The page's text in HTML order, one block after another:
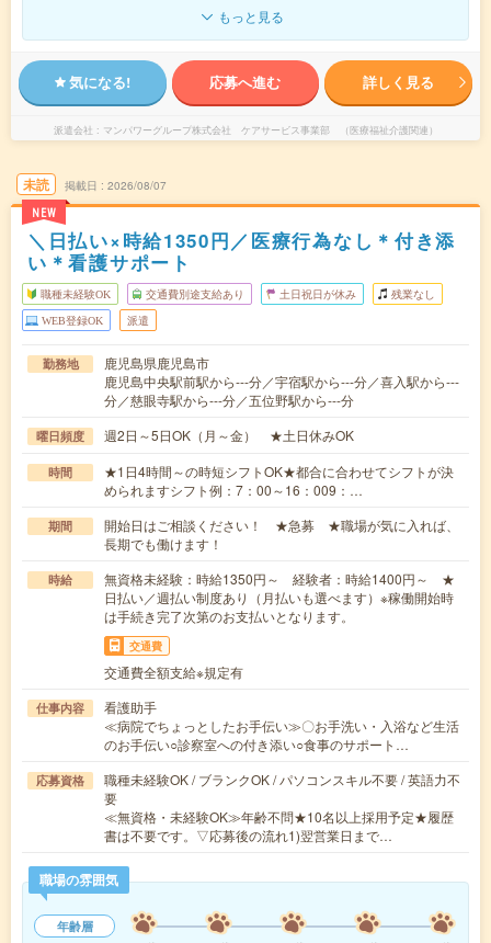
もっと見る
気になる! 応募へ進む 詳しく見る
派遣会社 マンパワーグループ株式会社 ケアサービス事業部 （医療福祉介護関連）
未読
NEW
掲載日 2026/08/07
＼日払い×時給1350円／医療行為なし＊付き添
い＊看護サポート
職種未経験OK 交通費別途支給あり 土日祝日が休み 残業なし
WEB登録OK 派遣
勤務地
鹿児島県鹿児島市
鹿児島中央駅前駅から---分／宇宿駅から---分／喜入駅から---
分／慈眼寺駅から---分／五位野駅から---分
曜日頻度 週2日～5日OK（月～金） ★土日休みOK
時間
★1日4時間～の時短シフトOK★都合に合わせてシフトが決
められますシフト例：7：00～16：009：…
期間
開始日はご相談ください！ ★急募 ★職場が気に入れば、
長期でも働けます！
時給
無資格未経験：時給1350円～ 経験者：時給1400円～ ★
日払い／週払い制度あり（月払いも選べます）※稼働開始時
は手続き完了次第のお支払いとなります。
交通費
交通費全額支給※規定有
仕事内容
看護助手
≪病院でちょっとしたお手伝い≫〇お手洗い・入浴など生活
のお手伝い○診察室への付き添い○食事のサポート…
応募資格
職種未経験OK / ブランクOK / パソコンスキル不要 / 英語力不
要
≪無資格・未経験OK≫年齢不問★10名以上採用予定★履歴
書は不要です。▽応募後の流れ1)翌営業日まで…
職場の雰囲気
年齢層